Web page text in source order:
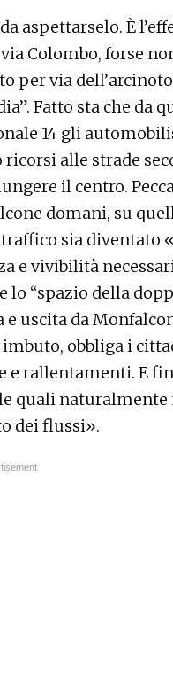
aspettarselo. È
Colombo, forse
per via
Fatto sta che da
14 gli
alle strade
il centro.
domani, su
sia diventato
e vivibilità
“spazio della
uscita da
obbliga i
e rallentamenti. E
quali
dei flussi».